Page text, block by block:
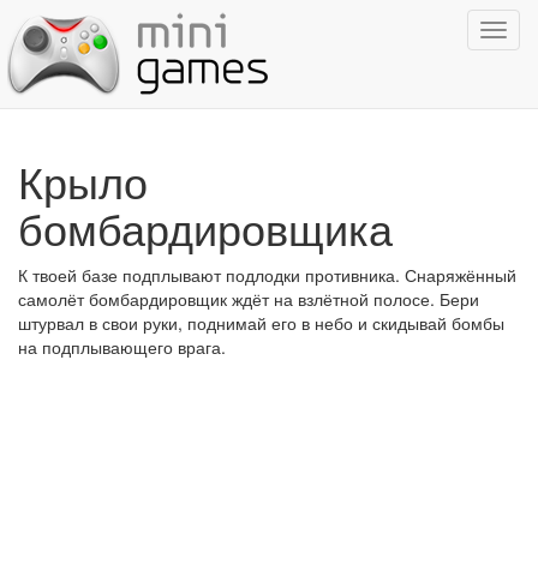
Крыло
бомбардировщика
К твоей базе подплывают подлодки противника. Снаряжённый
самолёт бомбардировщик ждёт на взлётной полосе. Бери
штурвал в свои руки, поднимай его в небо и скидывай бомбы
на подплывающего врага.